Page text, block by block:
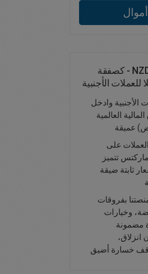
أموال
تداول زوج NZD/CAD - كصفقة
للعملات الأجنبية
الأجنبية وادخل
العالمية
عميقة
على
تتميز
ثابتة ضيقة
بفروقات
وخيارات
مضمونة
انزلاق،
خسارة أضيق